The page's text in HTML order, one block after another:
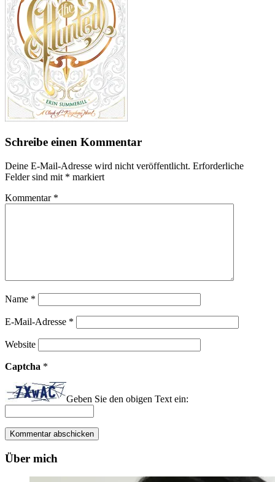
Schreibe einen Kommentar
Deine E-Mail-Adresse wird nicht veröffentlicht. Erforderliche
Felder sind mit * markiert
Kommentar *
Name *
E-Mail-Adresse *
Website
Captcha *
Geben Sie den obigen Text ein:
Über mich